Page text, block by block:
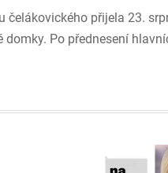
přijela 23.
Po přednesení